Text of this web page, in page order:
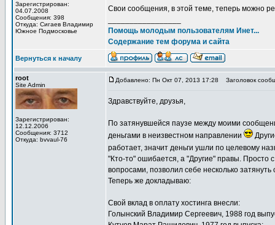
Зарегистрирован:
04.07.2008
Сообщения: 398
Откуда: Сигаев Владимир
Южное Подмосковье
Свои сообщения, в этой теме, теперь можно
Помощь молодым пользователям Инет...
Содержание тем форума и сайта
Вернуться к началу
root
Site Admin
Зарегистрирован:
12.12.2006
Сообщения: 3712
Откуда: bvvaul-76
Добавлено: Пн Окт 07, 2013 17:28 Заголовок
Здравствуйте, друзья,
По затянувшейся паузе между моими
деньгами в неизвестном направлении
работает, значит деньги ушли по целевому
"Кто-то" ошибается, а "Другие" правы. Просто
вопросами, позволил себе несколько затянуть
Теперь же докладываю:
Свой вклад в оплату хостинга внесли:
Голынский Владимир Сергеевич, 1988 год